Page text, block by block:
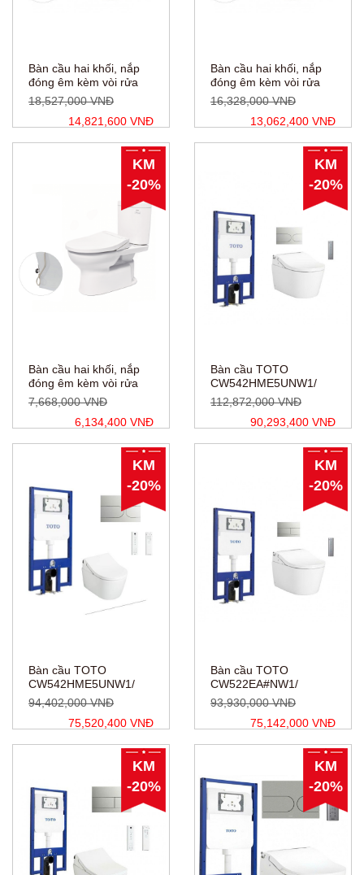
Bàn cầu hai khối, nắp
đóng êm kèm vòi rửa
nước lạnh
CS761DE5XW
18,527,000 VNĐ
14,821,600 VNĐ
Bàn cầu hai khối, nắp
đóng êm kèm vòi rửa
nước lạnh
CS761PDE5XW
16,328,000 VNĐ
13,062,400 VNĐ
KM
-20%
Bàn cầu hai khối, nắp
đóng êm kèm vòi rửa
nước lạnh
CS325DRE2W
7,668,000 VNĐ
6,134,400 VNĐ
KM
-20%
Bàn cầu TOTO
CW542HME5UNW1/
TCF802C2Z/WH172AAT/
MB175M#SS
112,872,000 VNĐ
90,293,400 VNĐ
KM
-20%
Bàn cầu TOTO
CW542HME5UNW1/
TCF795C2Z/
WH172AAT/
MB175M#SS
94,402,000 VNĐ
75,520,400 VNĐ
KM
-20%
Bàn cầu TOTO
CW522EA#NW1/
TCF797C2Z#NW1/
WH172AAT/
MB171M#SS
93,930,000 VNĐ
75,142,000 VNĐ
KM
-20%
KM
-20%